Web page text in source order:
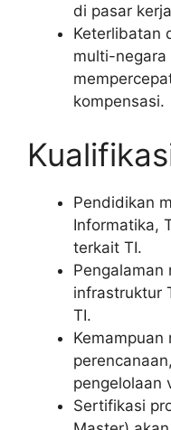
di pasar
Keterlibatan
multi-
kompensasi.
Pendidikan
Informatika,
terkait TI.
infrastruktur
TI.
Kemampuan
pengelolaan
Sertifikasi